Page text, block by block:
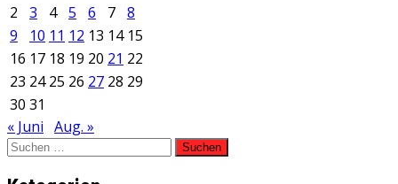
2
3 4 5 6 7 8
9
10 11 12 13 14 15
16 17 18 19 20 21 22
23 24 25 26 27 28 29
30 31
« Juni Aug. »
Suchen